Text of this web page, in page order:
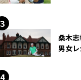
桑木
男女